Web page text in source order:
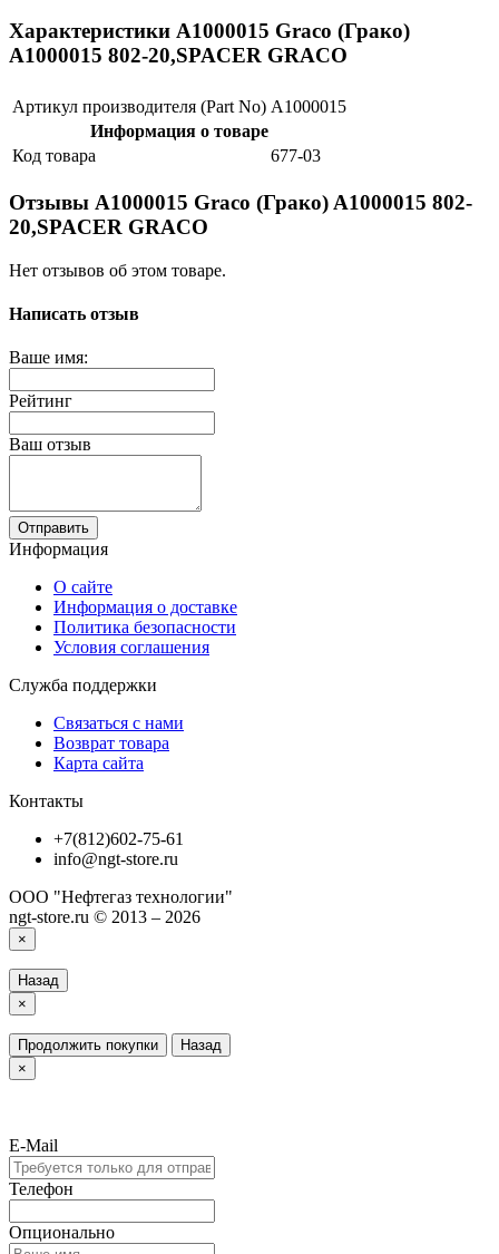
Характеристики A1000015 Graco (Грако)
A1000015 802-20,SPACER GRACO
Артикул производителя (Part No) A1000015
Информация о товаре
Код товара
677-03
Отзывы A1000015 Graco (Грако) A1000015 802-
20,SPACER GRACO
Нет отзывов об этом товаре.
Написать отзыв
Ваше имя:
Рейтинг
Ваш отзыв
Отправить
Информация
О сайте
Информация о доставке
Политика безопасности
Условия соглашения
Служба поддержки
Связаться с нами
Возврат товара
Карта сайта
Контакты
+7(812)602-75-61
info@ngt-store.ru
ООО "Нефтегаз технологии"
ngt-store.ru © 2013 – 2026
×
Назад
×
Продолжить покупки
Назад
×
E-Mail
Телефон
Опционально